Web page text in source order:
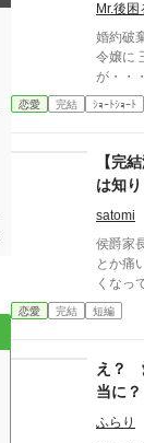
Mr.後困
婚約破
令嬢に
が・・・
恋愛 完結 ｼｮｰﾄｼｮｰﾄ
【完
は知
satomi
侯爵家
とか痛
くなっ
婚…。
るし。
恋愛 完結 短編
え？
当に？
ふらり